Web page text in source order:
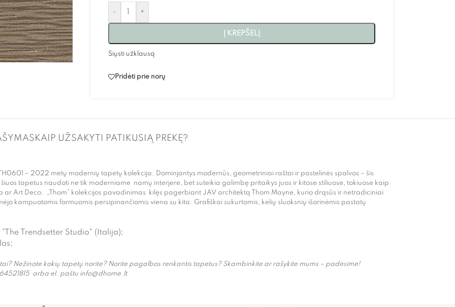
- +
Į KREPŠELĮ
Siųsti užklausą
Pridėti prie norų
KAIP UŽSAKYTI PATIKUSIĄ PREKĘ?
– 2022 metų modernių tapetų kolekcija. Dominjantys modernūs, geometriniai raštai ir pastelinės spalvos – šis
tapetus naudoti ne tik moderniame namų interjere, bet suteikia galimbę pritaikys juos ir kitose stiliuose, tokiuose kaip
ar Art Deco. „Thom” kolekcijos pavadinimas kilęs pagerbiant JAV architektą Thom Mayne, kurio drąsūs ir netradiciniai
kampuotomis formuomis persipinančiomis viena su kita. Grafiškai sukurtomis, kelių sluoksnių išorinėmis pastatų
"The Trendsetter Studio" (Italija);
Nežinote kokių tapetų norite? Norite pagalbos renkantis tapetus? Skambinkite ar rašykite mums – padėsime!
arba el. paštu info@dhome.lt